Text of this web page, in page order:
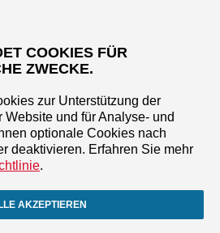
COOKIES FÜR
ZWECKE.
zur Unterstützung der
und für Analyse- und
optionale Cookies nach
deaktivieren. Erfahren Sie mehr
.
AKZEPTIEREN